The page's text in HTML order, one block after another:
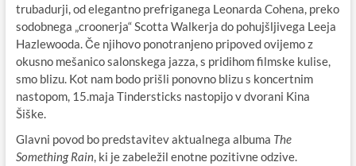
trubadurji, od elegantno prefriganega Leonarda Cohena, preko
sodobnega „croonerja“ Scotta Walkerja do pohujšljivega Leeja
Hazlewooda. Če njihovo ponotranjeno pripoved ovijemo z
okusno mešanico salonskega jazza, s pridihom filmske kulise,
smo blizu. Kot nam bodo prišli ponovno blizu s koncertnim
nastopom, 15.maja Tindersticks nastopijo v dvorani Kina
Šiške.
Glavni povod bo predstavitev aktualnega albuma The
Something Rain, ki je zabeležil enotne pozitivne odzive.